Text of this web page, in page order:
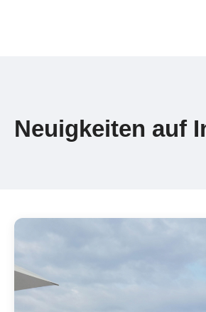
Neuigkeiten auf